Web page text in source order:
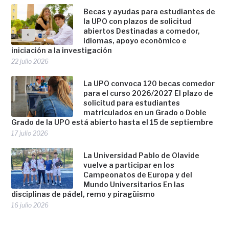
Becas y ayudas para estudiantes de
la UPO con plazos de solicitud
abiertos Destinadas a comedor,
idiomas, apoyo económico e
iniciación a la investigación
22 julio 2026
La UPO convoca 120 becas comedor
para el curso 2026/2027 El plazo de
solicitud para estudiantes
matriculados en un Grado o Doble
Grado de la UPO está abierto hasta el 15 de septiembre
17 julio 2026
La Universidad Pablo de Olavide
vuelve a participar en los
Campeonatos de Europa y del
Mundo Universitarios En las
disciplinas de pádel, remo y piragüismo
16 julio 2026